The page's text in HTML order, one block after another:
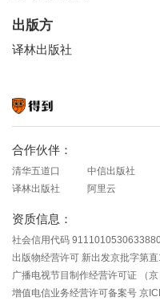
出版方
译林出版社
合作伙伴：
清华五道口 中信出版社
译林出版社
阿里云
资质信息：
社会信用代码
出版物经营许可 新出发京批字第
广播电视节目制作经营许可证 （
增值电信业务经营许可备案号 京